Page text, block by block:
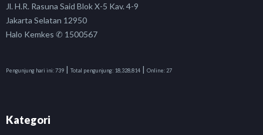
Jl. H.R. Rasuna Said Blok X-5 Kav. 4-9
Jakarta Selatan 12950
Halo Kemkes ✆ 1500567
Pengunjung hari ini:739 | Total pengunjung: 18,328,814 | Online:27
Kategori